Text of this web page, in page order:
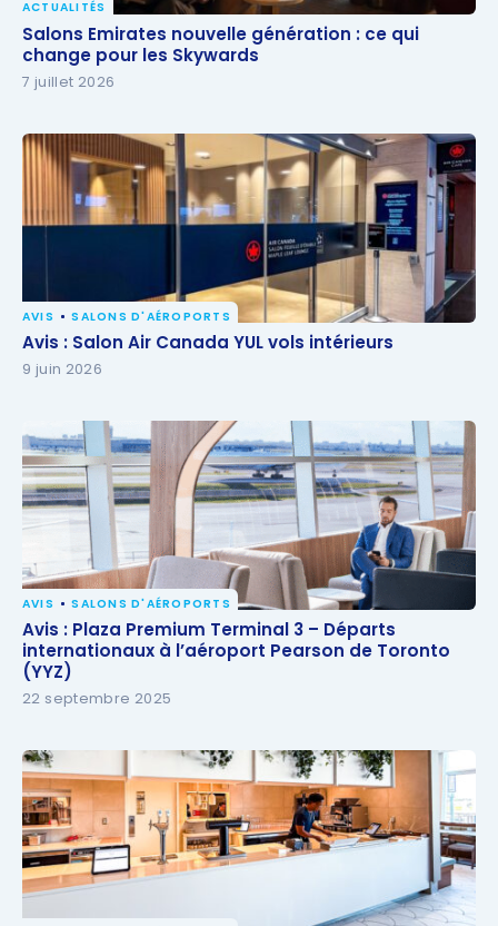
Salons Emirates nouvelle génération : ce qui change
pour les Skywards
ACTUALITÉS
Salons Emirates nouvelle génération : ce qui
change pour les Skywards
7 juillet 2026
Avis : Salon Air Canada YUL vols intérieurs
AVIS SALONS D'AÉROPORTS
Avis : Salon Air Canada YUL vols intérieurs
9 juin 2026
Avis : Plaza Premium Terminal 3 – Départs
internationaux à l’aéroport Pearson de Toronto
(YYZ)
AVIS SALONS D'AÉROPORTS
Avis : Plaza Premium Terminal 3 – Départs
internationaux à l’aéroport Pearson de Toronto
(YYZ)
22 septembre 2025